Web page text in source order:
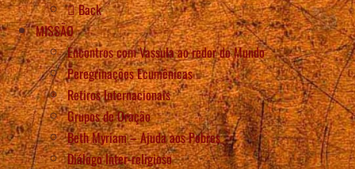
Back
MISSÃO
Encontros com Vassula ao redor do Mundo
Peregrinações Ecumênicas
Retiros Internacionais
Grupos de Oração
Beth Myriam – Ajuda aos Pobres
Diálogo Inter-religioso